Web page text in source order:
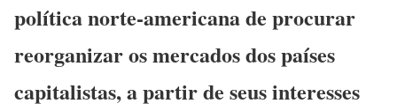
política norte-americana de procurar
reorganizar os mercados dos países
capitalistas, a partir de seus interesses